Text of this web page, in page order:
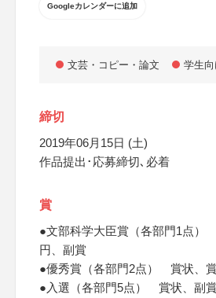
Googleカレンダーに追加
文芸・コピー・論文 学生向
締切
2019年06月15日 (土)
作品提出･応募締切､必着
賞
●文部科学大臣賞（各部門1点）
円、副賞
●優秀賞（各部門2点） 賞状、
●入選（各部門5点） 賞状、副賞